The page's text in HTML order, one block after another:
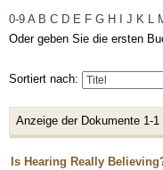
0-9 A B C D E F G H J K L
Oder geben Sie die ersten
Sortiert nach:
Anzeige der Dokumente 1-1
Is Hearing Really